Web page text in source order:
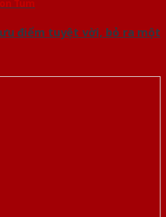
Tum
điểm tuyệt vời, bỏ ra một